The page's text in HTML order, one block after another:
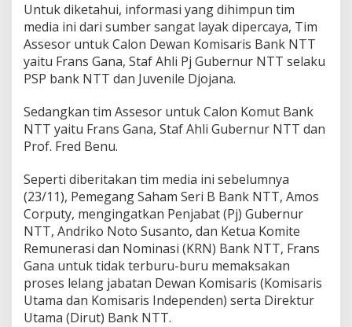
Untuk diketahui, informasi yang dihimpun tim
media ini dari sumber sangat layak dipercaya, Tim
Assesor untuk Calon Dewan Komisaris Bank NTT
yaitu Frans Gana, Staf Ahli Pj Gubernur NTT selaku
PSP bank NTT dan Juvenile Djojana.
Sedangkan tim Assesor untuk Calon Komut Bank
NTT yaitu Frans Gana, Staf Ahli Gubernur NTT dan
Prof. Fred Benu.
Seperti diberitakan tim media ini sebelumnya
(23/11), Pemegang Saham Seri B Bank NTT, Amos
Corputy, mengingatkan Penjabat (Pj) Gubernur
NTT, Andriko Noto Susanto, dan Ketua Komite
Remunerasi dan Nominasi (KRN) Bank NTT, Frans
Gana untuk tidak terburu-buru memaksakan
proses lelang jabatan Dewan Komisaris (Komisaris
Utama dan Komisaris Independen) serta Direktur
Utama (Dirut) Bank NTT.